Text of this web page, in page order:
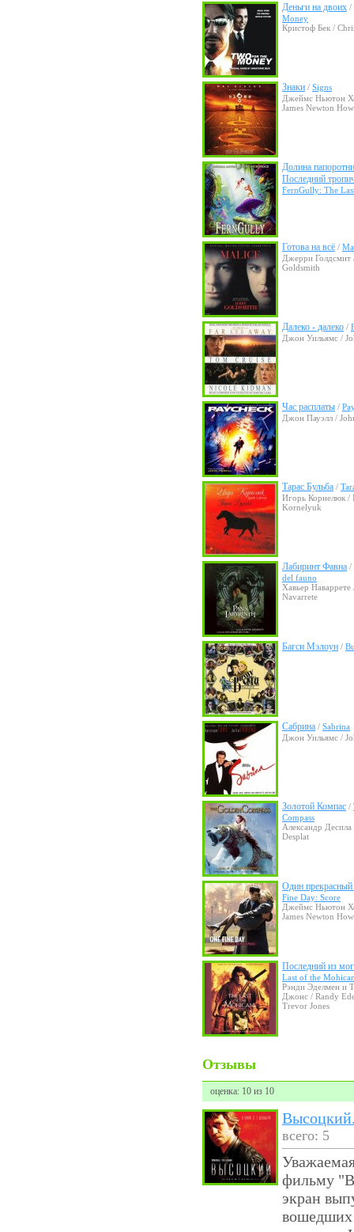
Деньги на двоих /
Money
Кристоф Бек /
Знаки / Signs
Джеймс Ньютон
James Newton
Долина
Последний
FernGully: The
Готова на всё /
Джерри Голдсмит
Goldsmith
Далеко - далеко /
Джон Уильямс /
Час расплаты /
Джон Пауэлл /
Тарас Бульба /
Игорь Корнелюк /
Kornelyuk
Лабиринт Фавна /
del fauno
Хавьер Наваррете
Navarrete
Багси Мэлоун /
Сабрина / Sabrina
Джон Уильямс /
Золотой Компас /
Compass
Александр
Desplat
Один прекрасный
Fine Day: Score
Джеймс Ньютон
James Newton
Последний из
Last of the
Рэнди Эделмен и
Джонс / Randy
Trevor Jones
Отзывы
оценка: 10 из 10
всего: 5
фильму
экран
вошедших